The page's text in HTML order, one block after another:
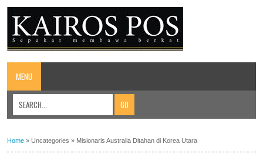
MENU
Home » Uncategories » Misionaris Australia Ditahan di Korea Utara